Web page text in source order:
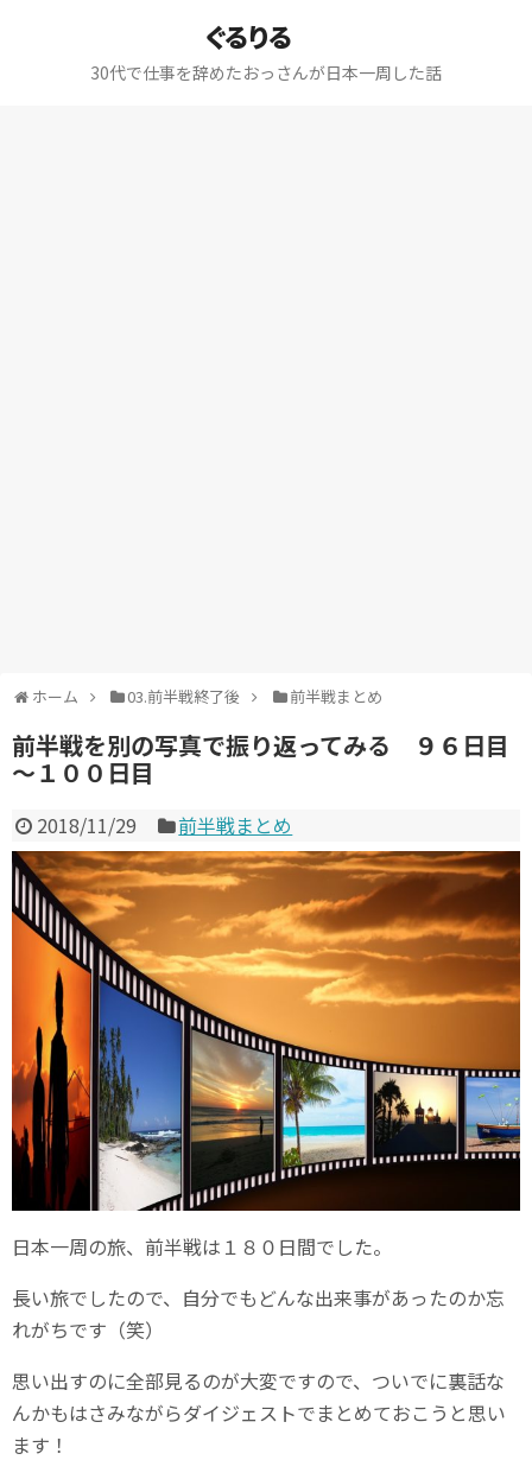
ぐるりる
30代で仕事を辞めたおっさんが日本一周した話
ホーム 03.前半戦終了後 前半戦まとめ
前半戦を別の写真で振り返ってみる ９６日目
～１００日目
2018/11/29 前半戦まとめ
日本一周の旅、前半戦は１８０日間でした。
長い旅でしたので、自分でもどんな出来事があったのか忘
れがちです（笑）
思い出すのに全部見るのが大変ですので、ついでに裏話な
んかもはさみながらダイジェストでまとめておこうと思い
ます！